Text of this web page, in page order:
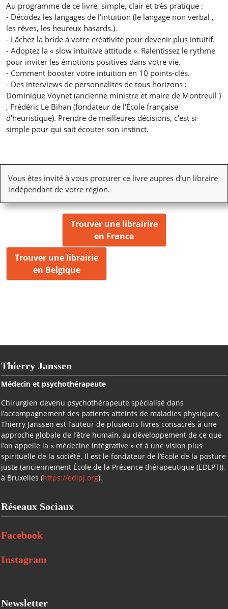
Au programme de ce livre, simple, clair et très pratique :
- Décodez les langages de l'intuition (le langage non verbal ,
les rêves, les heureux hasards.).
- Lâchez la bride à votre créativité pour devenir plus intuitif.
- Adoptez la « slow intuitive attitude ». Ralentissez le rythme
pour inviter les émotions positives dans votre vie.
- Comment booster votre intuition en 10 points-clés.
- Des interviews de personnalités de tous horizons :
Dominique Voynet (ancienne ministre et maire de Montreuil )
, Frédéric Le Bihan (fondateur de l'École française
d'heuristique). Prendre de meilleures décisions, c'est si
simple pour qui sait écouter son instinct.
Vous êtes invité à vous procurer ce livre aupres d’un libraire
indépendant de votre région.
Trouver une librairire
en France
Trouver une librairie
en Belgique
Thierry Janssen
Médecin et psychothérapeute
Chirurgien devenu psychothérapeute spécialisé dans
l’accompagnement des patients atteints de maladies physiques,
Thierry Janssen est l’auteur de plusieurs livres consacrés à une
approche globale de l’être humain, au développement de ce que
l’on appelle la « médecine intégrative » et à une vision plus
spirituelle de la société. Il est le fondateur de l’École de la posture
juste (anciennement École de la Présence thérapeutique (EDLPT)),
à Bruxelles (https://edlpj.org).
Réseaux Sociaux
Facebook
Instagram
Newsletter